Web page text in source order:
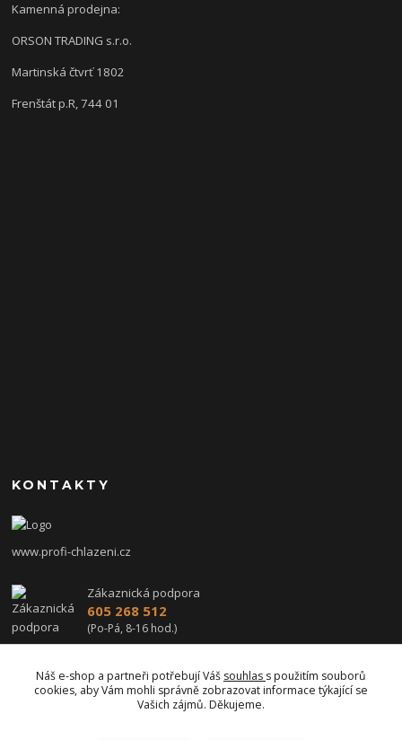
Kamenná prodejna:
ORSON TRADING s.r.o.
Martinská čtvrť 1802
Frenštát p.R, 744 01
KONTAKTY
www.profi-chlazeni.cz
Zákaznická podpora
605 268 512
(Po-Pá, 8-16 hod.)
Náš e-shop a partneři potřebují Váš souhlas s použitím souborů
cookies, aby Vám mohli správně zobrazovat informace týkající se
Vašich zájmů. Děkujeme.